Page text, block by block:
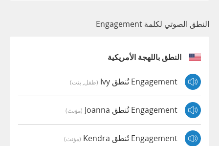
النطق الصوتي لكلمة Engagement
النطق باللهجة الأمريكية
Engagement تُنطق Ivy (طفل, بنت)
Engagement تُنطق Joanna (مؤنث)
Engagement تُنطق Kendra (مؤنث)